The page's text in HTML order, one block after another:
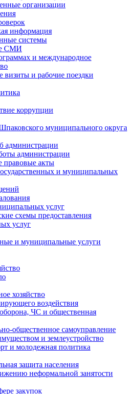
организации
информация
системы
СМИ
и международное
и рабочие поездки
коррупции
муниципального округа
администрации
администрации
правовые акты
и муниципальных
услуг
схемы предоставления
услуг
и муниципальные услуги
хозяйство
воздействия
ЧС и общественная
общественное самоуправление
и землеустройство
и молодежная политика
защита населения
неформальной занятости
закупок